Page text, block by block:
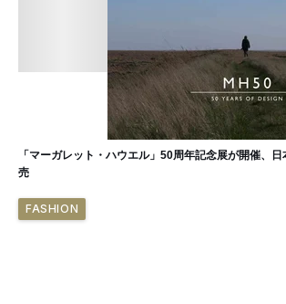
「マーガレット・ハウエル」50周年記念展が開催、
売
FASHION